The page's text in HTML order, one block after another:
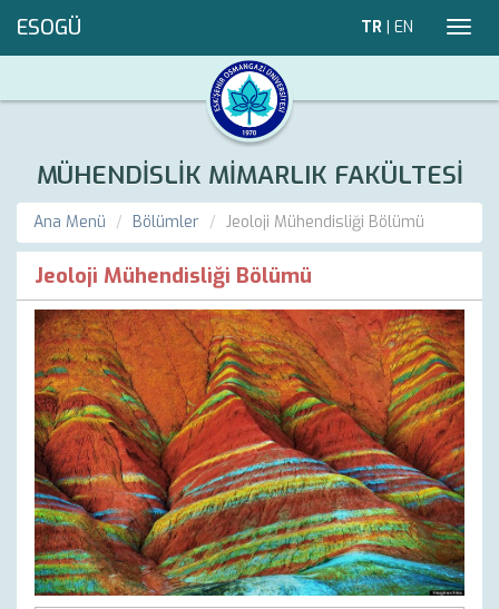
ESOGÜ TR | EN
MÜHENDİSLİK MİMARLIK FAKÜLTESİ
Ana Menü Bölümler Jeoloji Mühendisliği Bölümü
Jeoloji Mühendisliği Bölümü